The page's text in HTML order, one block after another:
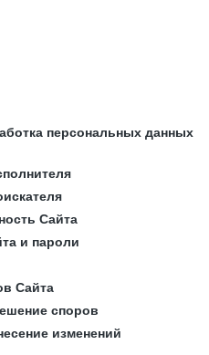
персональных данных
Сайта
и пароли
Сайта
споров
изменений